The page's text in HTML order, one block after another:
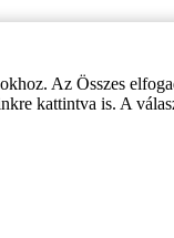
Az Összes
kattintva is. A